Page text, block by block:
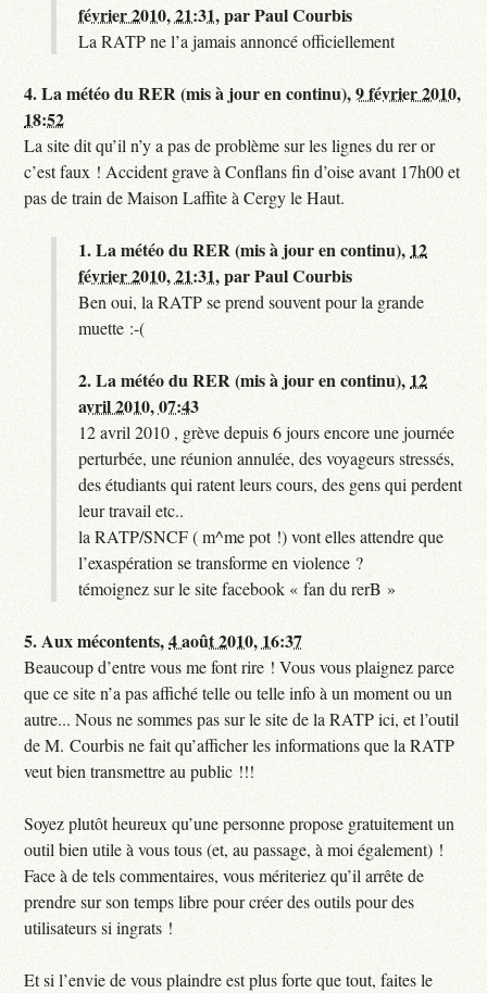
février 2010, 21:31,parPaul Courbis
La RATP ne l’a jamais annoncé officiellement
4.La météo du RER (mis à jour en continu),9 février 2010,
18:52
La site dit qu’il n’y a pas de problème sur les lignes du rer or
c’est faux ! Accident grave à Conflans fin d’oise avant 17h00 et
pas de train de Maison Laffite à Cergy le Haut.
1.La météo du RER (mis à jour en continu), 12
février 2010, 21:31,parPaul Courbis
Ben oui, la RATP se prend souvent pour la grande
muette :-(
2.La météo du RER (mis à jour en continu), 12
avril 2010, 07:43
12 avril 2010 , grève depuis 6 jours encore une journée
perturbée, une réunion annulée, des voyageurs stressés,
des étudiants qui ratent leurs cours, des gens qui perdent
leur travail etc..
la RATP/SNCF ( m^me pot !) vont elles attendre que
l’exaspération se transforme en violence ?
témoignez sur le site facebook « fan du rerB »
5.Aux mécontents,4 août 2010, 16:37
Beaucoup d’entre vous me font rire ! Vous vous plaignez parce
que ce site n’a pas affiché telle ou telle info à un moment ou un
autre... Nous ne sommes pas sur le site de la RATP ici, et l’outil
de M. Courbis ne fait qu’afficher les informations que la RATP
veut bien transmettre au public !!!
Soyez plutôt heureux qu’une personne propose gratuitement un
outil bien utile à vous tous (et, au passage, à moi également) !
Face à de tels commentaires, vous mériteriez qu’il arrête de
prendre sur son temps libre pour créer des outils pour des
utilisateurs si ingrats !
Et si l’envie de vous plaindre est plus forte que tout, faites le